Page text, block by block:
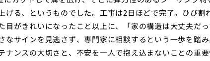
げる、というものでした。工事は2日ほどで完了。ひび割
目がきれいになったこと以上に、「家の構造は大丈夫だ
なサインを見逃さず、専門家に相談するという一歩を踏
ナンスの大切さと、不安を一人で抱え込まないことの重